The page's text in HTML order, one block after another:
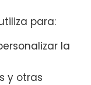
para:
la
y otras